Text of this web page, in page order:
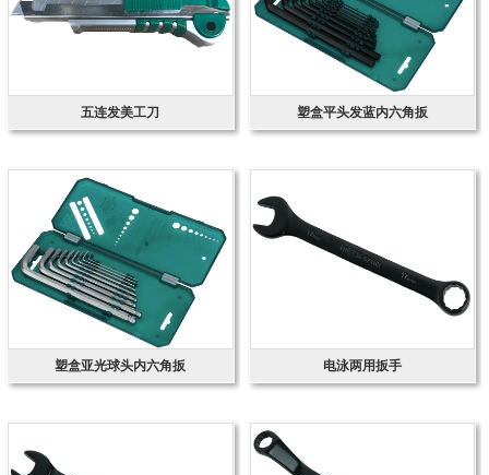
五连发美工刀 塑盒平头发蓝内六角扳
塑盒亚光球头内六角扳 电泳两用扳手